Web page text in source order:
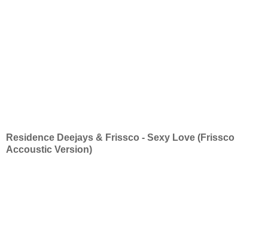
Residence Deejays & Frissco - Sexy Love (Frissco
Accoustic Version)